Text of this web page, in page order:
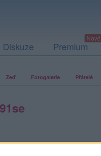
Diskuze Premium
Zeď Fotogalerie Přátelé